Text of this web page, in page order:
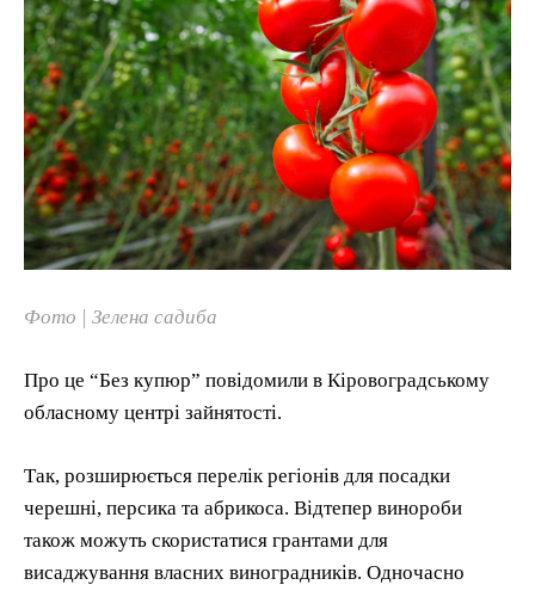
Фото | Зелена садиба
Про це “Без купюр” повідомили в Кіровоградському
обласному центрі зайнятості.
Так, розширюється перелік регіонів для посадки
черешні, персика та абрикоса. Відтепер винороби
також можуть скористатися грантами для
висаджування власних виноградників. Одночасно